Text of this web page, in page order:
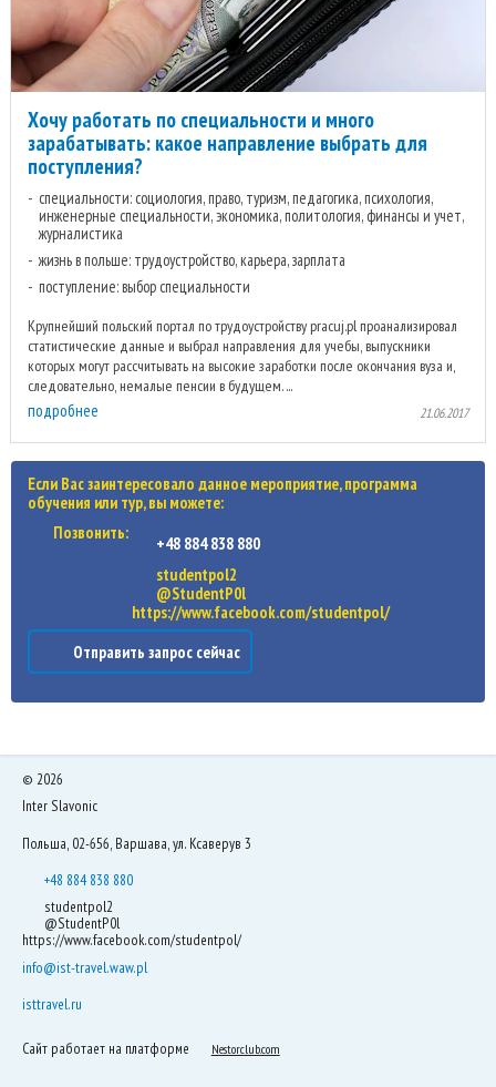
Хочу работать по специальности и много
зарабатывать: какое направление выбрать для
поступления?
специальности: социология, право, туризм, педагогика, психология,
инженерные специальности, экономика, политология, финансы и учет,
журналистика
жизнь в польше: трудоустройство, карьера, зарплата
поступление: выбор специальности
Крупнейший польский портал по трудоустройству pracuj.pl проанализировал
статистические данные и выбрал направления для учебы, выпускники
которых могут рассчитывать на высокие заработки после окончания вуза и,
следовательно, немалые пенсии в будущем. ...
подробнее 21.06.2017
Если Вас заинтересовало данное мероприятие, программа
обучения или тур, вы можете:
Позвонить:
+48 884 838 880
studentpol2
@StudentP0l
https://www.facebook.com/studentpol/
Отправить запрос сейчас
© 2026
Inter Slavonic
Польша, 02-656, Варшава, ул. Ксаверув 3
+48 884 838 880
studentpol2
@StudentP0l
https://www.facebook.com/studentpol/
info@ist-travel.waw.pl
isttravel.ru
Сайт работает на платформе Nestorclub.com